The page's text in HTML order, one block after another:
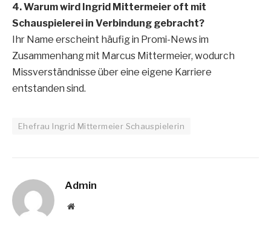
4. Warum wird Ingrid Mittermeier oft mit
Schauspielerei in Verbindung gebracht?
Ihr Name erscheint häufig in Promi-News im
Zusammenhang mit Marcus Mittermeier, wodurch
Missverständnisse über eine eigene Karriere
entstanden sind.
Ehefrau Ingrid Mittermeier Schauspielerin
Admin
Website